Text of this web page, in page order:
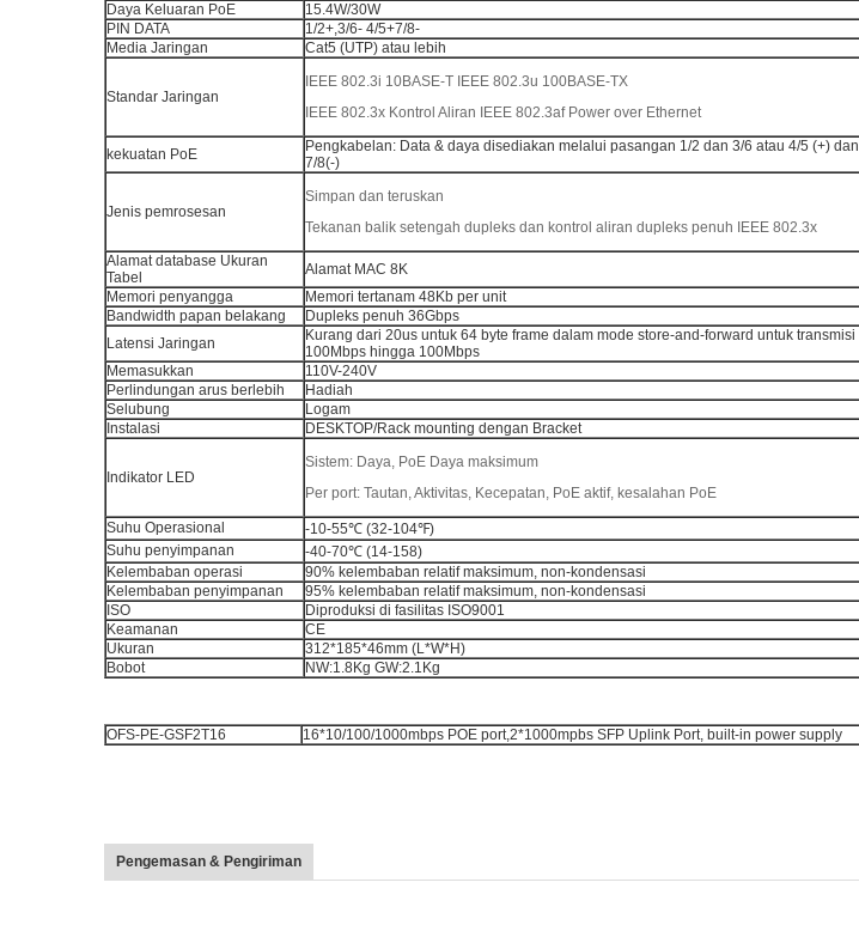
Daya Keluaran PoE
15.4W/30W
PIN DATA
1/2+,3/6- 4/5+7/8-
Media Jaringan
Cat5 (UTP) atau lebih
Standar Jaringan
IEEE 802.3i 10BASE-T IEEE 802.3u 100BASE-TX
IEEE 802.3x Kontrol Aliran IEEE 802.3af Power over Ethernet
kekuatan PoE
Pengkabelan: Data & daya disediakan melalui pasangan 1/2 dan 3/6 atau 4/5 (+) dan
7/8(-)
Jenis pemrosesan
Simpan dan teruskan
Tekanan balik setengah dupleks dan kontrol aliran dupleks penuh IEEE 802.3x
Alamat database Ukuran
Tabel
Alamat MAC 8K
Memori penyangga
Memori tertanam 48Kb per unit
Bandwidth papan belakang
Dupleks penuh 36Gbps
Latensi Jaringan
Kurang dari 20us untuk 64 byte frame dalam mode store-and-forward untuk transmisi
100Mbps hingga 100Mbps
Memasukkan
110V-240V
Perlindungan arus berlebih
Hadiah
Selubung
Logam
Instalasi
DESKTOP/Rack mounting dengan Bracket
Indikator LED
Sistem: Daya, PoE Daya maksimum
Per port: Tautan, Aktivitas, Kecepatan, PoE aktif, kesalahan PoE
Suhu Operasional
-10-55℃ (32-104℉)
Suhu penyimpanan
-40-70℃ (14-158)
Kelembaban operasi
90% kelembaban relatif maksimum, non-kondensasi
Kelembaban penyimpanan
95% kelembaban relatif maksimum, non-kondensasi
ISO
Diproduksi di fasilitas ISO9001
Keamanan
CE
Ukuran
312*185*46mm (L*W*H)
Bobot
NW:1.8Kg GW:2.1Kg
OFS-PE-GSF2T16 16*10/100/1000mbps POE port,2*1000mpbs SFP Uplink Port, built-in power supply
Pengemasan & Pengiriman